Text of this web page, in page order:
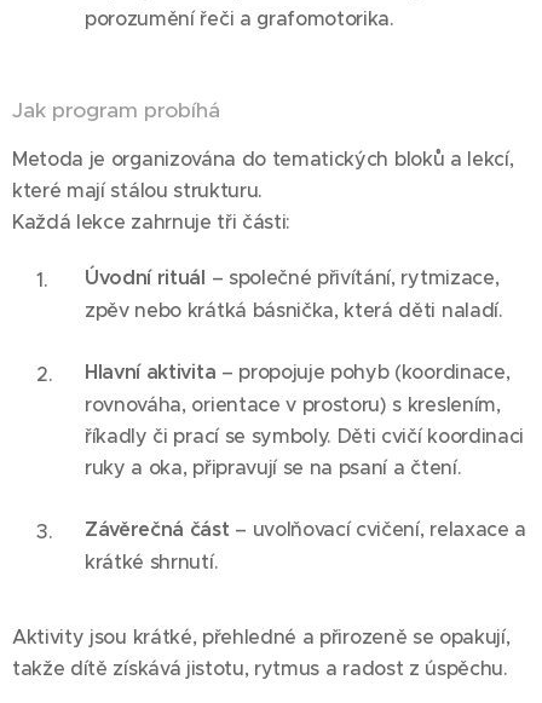
porozumění řeči a grafomotorika.
Jak program probíhá
Metoda je organizována do tematických bloků a lekcí,
které mají stálou strukturu.
Každá lekce zahrnuje tři části:
Úvodní rituál – společné přivítání, rytmizace,
zpěv nebo krátká básnička, která děti naladí.
Hlavní aktivita – propojuje pohyb (koordinace,
rovnováha, orientace v prostoru) s kreslením,
říkadly či prací se symboly. Děti cvičí koordinaci
ruky a oka, připravují se na psaní a čtení.
Závěrečná část – uvolňovací cvičení, relaxace a
krátké shrnutí.
Aktivity jsou krátké, přehledné a přirozeně se opakují,
takže dítě získává jistotu, rytmus a radost z úspěchu.